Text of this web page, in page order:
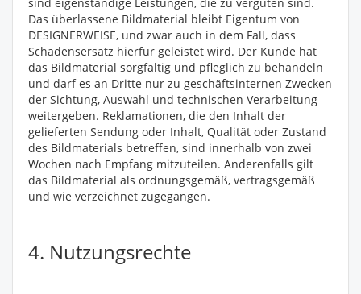
Das überlassene Bildmaterial bleibt Eigentum von
DESIGNERWEISE, und zwar auch in dem Fall, dass
Schadensersatz hierfür geleistet wird. Der Kunde hat
das Bildmaterial sorgfältig und pfleglich zu behandeln
und darf es an Dritte nur zu geschäftsinternen Zwecken
der Sichtung, Auswahl und technischen Verarbeitung
weitergeben. Reklamationen, die den Inhalt der
gelieferten Sendung oder Inhalt, Qualität oder Zustand
des Bildmaterials betreffen, sind innerhalb von zwei
Wochen nach Empfang mitzuteilen. Anderenfalls gilt
das Bildmaterial als ordnungsgemäß, vertragsgemäß
und wie verzeichnet zugegangen.
4. Nutzungsrechte